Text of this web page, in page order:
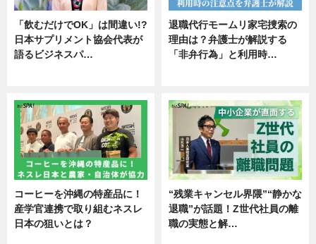
「飲むだけでOK」は間違い!?
日本サプリメント協会代表が
語るビジネスパ…
退職代行モームリ家宅捜索の
理由は？弁護士が解説する
「非弁行為」と利用時…
コーヒーを沖縄の特産品に！
産学官連携で取り組むネスレ
日本の狙いとは？
“残業キャンセル界隈”“静かな
退職”が話題！Z世代社員の離
職の実態と解…